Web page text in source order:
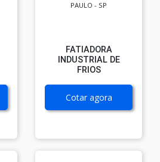
PAULO - SP
FATIADORA
INDUSTRIAL DE
FRIOS
Cotar agora